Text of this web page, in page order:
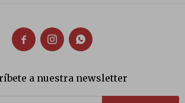
  
a nuestra newsletter